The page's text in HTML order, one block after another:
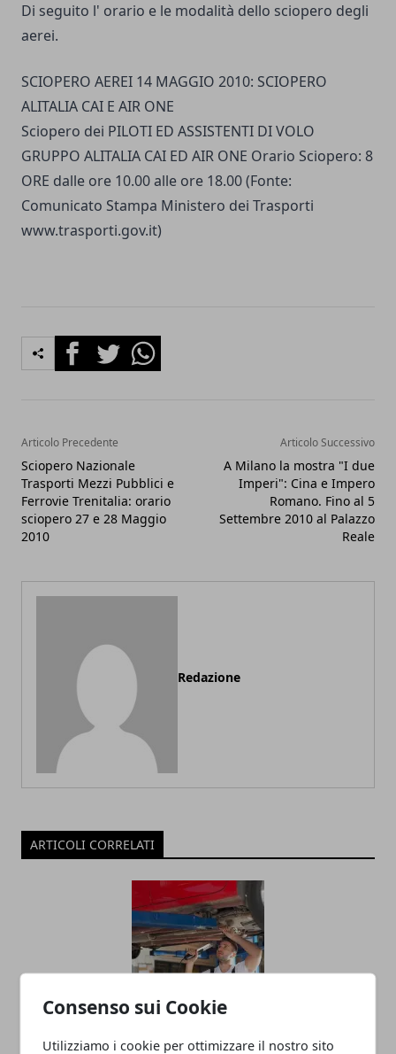
Consenso sui Cookie
Utilizziamo i cookie per ottimizzare il nostro sito
Di seguito l' orario e le modalità dello sciopero degli
aerei.
SCIOPERO AEREI 14 MAGGIO 2010: SCIOPERO
ALITALIA CAI E AIR ONE
Sciopero dei PILOTI ED ASSISTENTI DI VOLO
GRUPPO ALITALIA CAI ED AIR ONE Orario Sciopero: 8
ORE dalle ore 10.00 alle ore 18.00 (Fonte:
Comunicato Stampa Ministero dei Trasporti
www.trasporti.gov.it)
FacebookTwitterWhatsapp
Articolo Precedente
Sciopero Nazionale
Trasporti Mezzi Pubblici e
Ferrovie Trenitalia: orario
sciopero 27 e 28 Maggio
2010
Articolo Successivo
A Milano la mostra "I due
Imperi": Cina e Impero
Romano. Fino al 5
Settembre 2010 al Palazzo
Reale
Redazione
ARTICOLI CORRELATI
Revisione dell’auto: ogni quanto farla,